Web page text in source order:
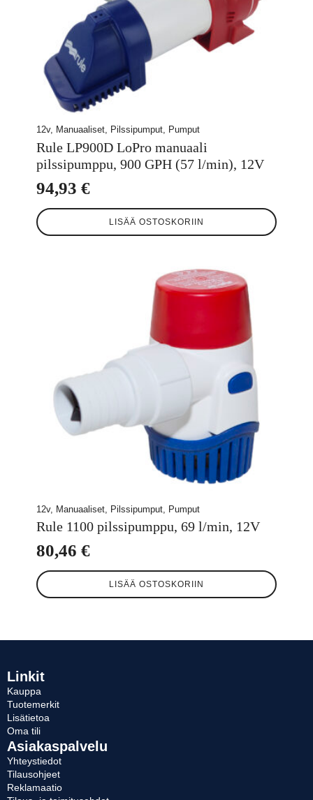
12v, Manuaaliset, Pilssipumput, Pumput
Rule LP900D LoPro manuaali
pilssipumppu, 900 GPH (57 l/min), 12V
94,93 €
LISÄÄ OSTOSKORIIN
12v, Manuaaliset, Pilssipumput, Pumput
Rule 1100 pilssipumppu, 69 l/min, 12V
80,46 €
LISÄÄ OSTOSKORIIN
Linkit
Kauppa
Tuotemerkit
Lisätietoa
Oma tili
Asiakaspalvelu
Yhteystiedot
Tilausohjeet
Reklamaatio